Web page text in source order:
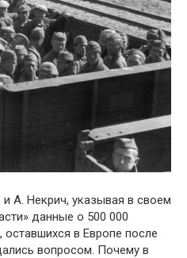
А. Некрич, указывая в своем
данные о 500 000
оставшихся в Европе после
вопросом. Почему в